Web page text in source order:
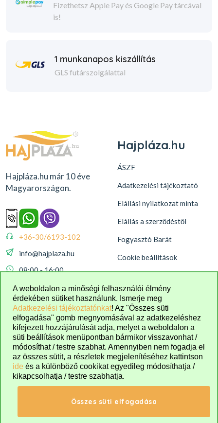
Fizethetsz Apple Pay és Google Pay tárcával
is!
1 munkanapos kiszállítás
GLS futárszolgálattal
Hajpláza.hu már 10 éve
Magyarországon.
+36-30/6193-102
info@hajplaza.hu
08:00 - 16:00
Hajpláza.hu
ÁSZF
Adatkezelési tájékoztató
Elállási nyilatkozat minta
Elállás a szerződéstől
Fogyasztó Barát
Cookie beállítások
A weboldalon a minőségi felhasználói élmény
érdekében sütiket használunk. Ismerje meg
Adatkezelési tájékoztatónkat! Az "Összes süti
elfogadása" gomb megnyomásával az adatkezeléshez
kifejezett hozzájárulását adja, melyet a weboldalon a
süti beállítások menüpontban bármikor visszavonhat /
módosíthat / testre szabhat. Amennyiben nem fogadja el
az összes sütit, a részletek megjelenítéséhez kattintson
ide és a különböző cookikat egyedileg módosíthatja /
kikapcsolhatja / testre szabhatja.